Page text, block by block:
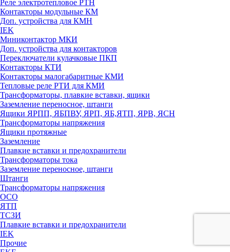
Реле электротепловое РТН
Контакторы модульные КМ
Доп. устройства для КМН
IEK
Миниконтактор МКИ
Доп. устройства для контакторов
Переключатели кулачковые ПКП
Контакторы КТИ
Контакторы малогабаритные КМИ
Тепловые реле РTИ для КМИ
Трансформаторы, плавкие вставки, ящики
Заземление переносное, штанги
Ящики ЯРПП, ЯБПВУ, ЯРП, ЯБ,ЯТП, ЯРВ, ЯСН
Трансформаторы напряжения
Ящики протяжные
Заземление
Плавкие вставки и предохранители
Трансформаторы тока
Заземление переносное, штанги
Штанги
Трансформаторы напряжения
ОСО
ЯТП
ТСЗИ
Плавкие вставки и предохранители
IEK
Прочие